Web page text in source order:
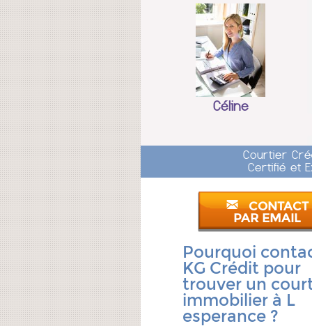
Céline
Courtier
Certifié et
CONTACT
PAR EMAIL
Pourquoi
KG Crédit pour
trouver un
immobilier à L
esperance ?